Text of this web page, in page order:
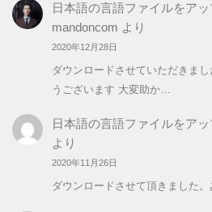
日本語の言語ファイルをアッ
mandoncom より
2020年12月28日
ダウンロードさせていただきま
うございます 大変助か…
日本語の言語ファイルをアッ
より
2020年11月26日
ダウンロードさせて頂きました。